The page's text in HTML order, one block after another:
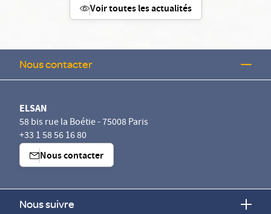
Voir toutes les actualités
Nous contacter
ELSAN
58 bis rue la Boétie - 75008 Paris
+33 1 58 56 16 80
Nous contacter
Nous suivre